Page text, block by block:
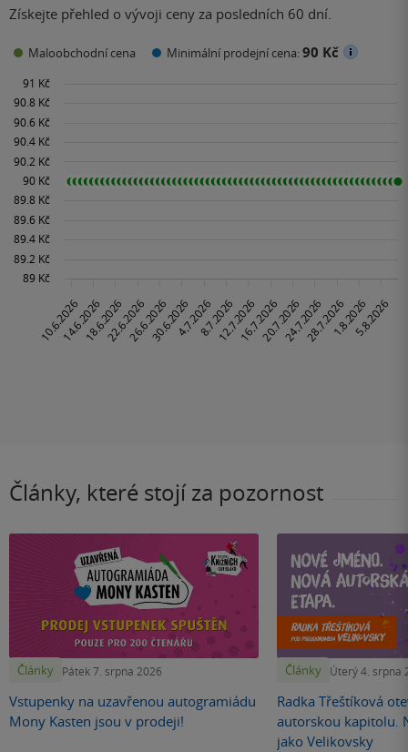
Získejte přehled o vývoji ceny za posledních 60 dní.
Maloobchodní cena Minimální prodejní cena:90 Kč
Články, které stojí za pozornost
Články Pátek 7. srpna 2026
Vstupenky na uzavřenou autogramiádu
Mony Kasten jsou v prodeji!
Články Úterý 4. srpna
Radka Třeštíková
autorskou kapitolu.
jako Velikovsky